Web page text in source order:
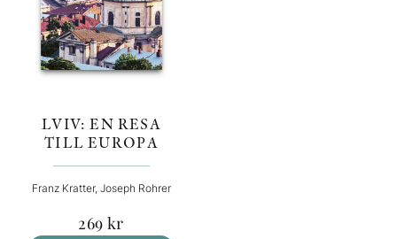
LVIV: EN RESA
TILL EUROPA
Franz Kratter, Joseph Rohrer
269 kr